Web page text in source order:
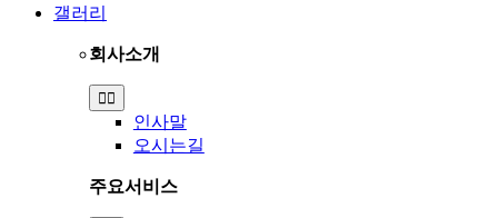
갤러리
회사소개
Toggle
Navigation
인사말
오시는길
주요서비스